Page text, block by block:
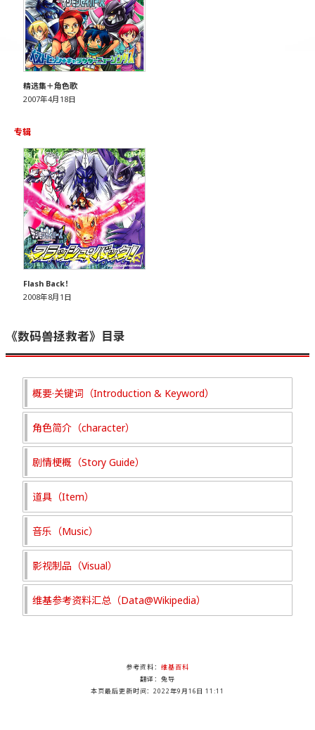
精选集＋角色歌
2007年4月18日
专辑
Flash Back！
2008年8月1日
《数码兽拯救者》目录
概要·关键词（Introduction & Keyword）
角色简介（character）
剧情梗概（Story Guide）
道具（Item）
音乐（Music）
影视制品（Visual）
维基参考资料汇总（Data@Wikipedia）
参考资料： 维基百科
翻译：兔导
本页最后更新时间：2022年9月16日 11:11